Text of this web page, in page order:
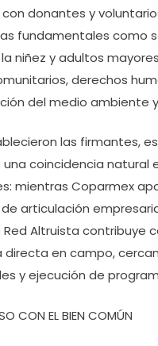
donantes y
fundamentales como
niñez y adultos
derechos
del medio ambiente
las firmantes,
coincidencia natural
mientras Coparmex
articulación
Red Altruista contribuye
directa en campo,
y ejecución de
CON EL BIEN COMÚN